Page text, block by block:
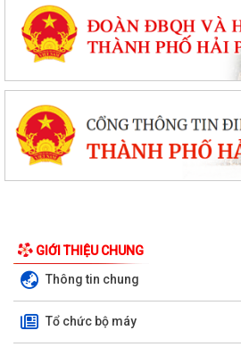
GIỚI THIỆU CHUNG
Thông tin chung
Tổ chức bộ máy